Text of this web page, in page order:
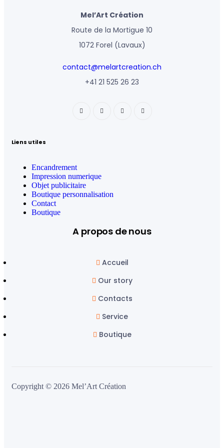
Mel’Art Création
Route de la Mortigue 10
1072 Forel (Lavaux)
contact@melartcreation.ch
+41 21 525 26 23
Liens utiles
Encandrement
Impression numerique
Objet publicitaire
Boutique personnalisation
Contact
Boutique
A propos de nous
Accueil
Our story
Contacts
Service
Boutique
Copyright © 2026 Mel’Art Création